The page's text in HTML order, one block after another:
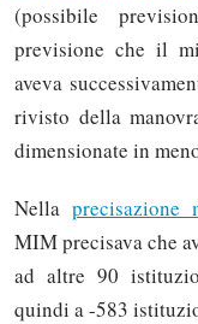
(possibile
previsione che il
aveva
rivisto della
dimensionate in
Nella precisazione
MIM precisava che
ad altre 90
quindi a -583